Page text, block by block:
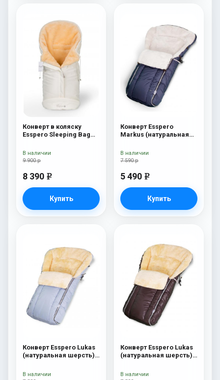
Конверт в коляску
Esspero Sleeping Bag
шерсть) Beige
9 900 р
8 390 e
Купить
В наличии
Конверт Esspero
Markus (натуральная
7 590 р
5 490 e
Купить
В наличии
Конверт Esspero Lukas
(натуральная шерсть)
В наличии
Конверт Esspero Lukas
(натуральная шерсть)
В наличии